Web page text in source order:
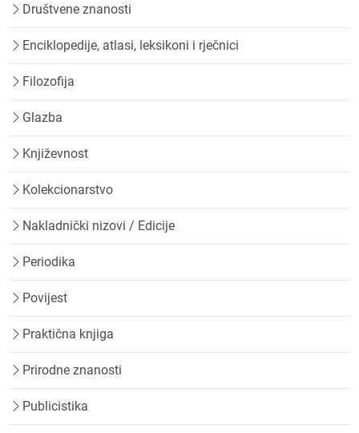
Društvene znanosti
Enciklopedije, atlasi, leksikoni i rječnici
Filozofija
Glazba
Književnost
Kolekcionarstvo
Nakladnički nizovi / Edicije
Periodika
Povijest
Praktična knjiga
Prirodne znanosti
Publicistika